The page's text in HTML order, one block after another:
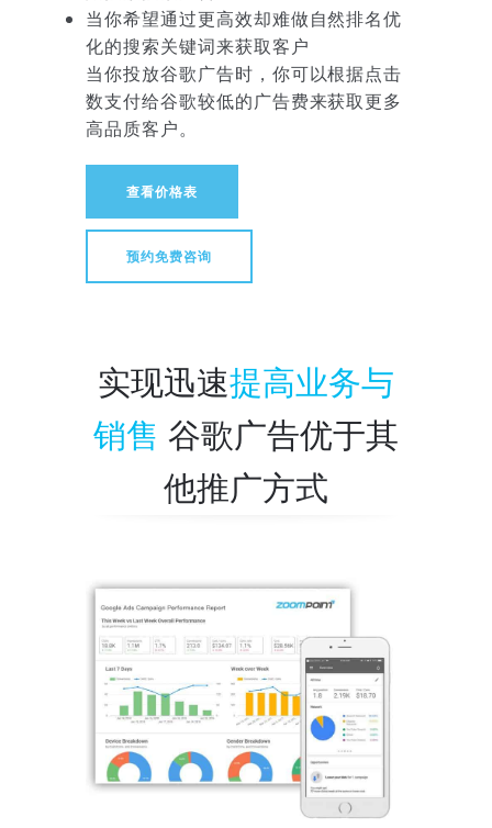
当你希望通过更高效却难做自然排名优
化的搜索关键词来获取客户
当你投放谷歌广告时，你可以根据点击
数支付给谷歌较低的广告费来获取更多
高品质客户。
查看价格表
预约免费咨询
实现迅速提高业务与
销售 谷歌广告优于其
他推广方式